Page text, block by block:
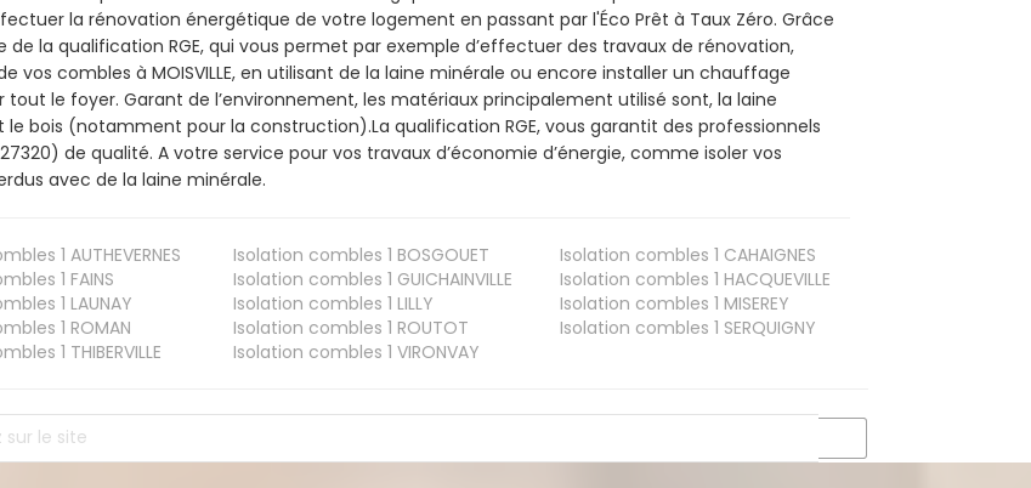
la rénovation énergétique de votre logement en passant par l'Éco Prêt à Taux Zéro. Grâce
de la qualification RGE, qui vous permet par exemple d’effectuer des travaux de rénovation,
vos combles à MOISVILLE, en utilisant de la laine minérale ou encore installer un chauffage
tout le foyer. Garant de l’environnement, les matériaux principalement utilisé sont, la laine
le bois (notamment pour la construction).La qualification RGE, vous garantit des professionnels
(27320) de qualité. A votre service pour vos travaux d’économie d’énergie, comme isoler vos
avec de la laine minérale.
1 AUTHEVERNES Isolation combles 1 BOSGOUET Isolation combles 1 CAHAIGNES
1 FAINS Isolation combles 1 GUICHAINVILLE Isolation combles 1 HACQUEVILLE
1 LAUNAY Isolation combles 1 LILLY Isolation combles 1 MISEREY
1 ROMAN Isolation combles 1 ROUTOT Isolation combles 1 SERQUIGNY
1 THIBERVILLE Isolation combles 1 VIRONVAY